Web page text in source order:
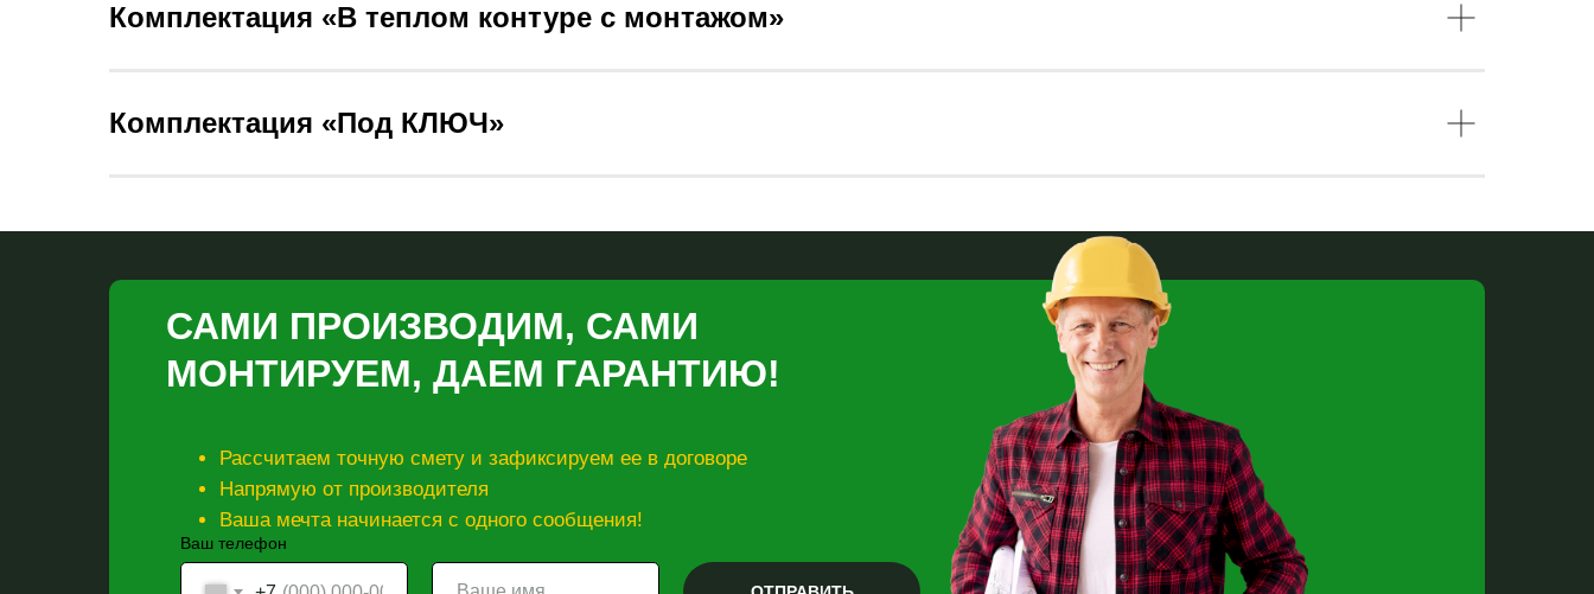
Комплектация «В теплом контуре с монтажом»
Комплектация «Под КЛЮЧ»
САМИ ПРОИЗВОДИМ, САМИ
МОНТИРУЕМ, ДАЕМ ГАРАНТИЮ!
Рассчитаем точную смету и зафиксируем ее в договоре
Напрямую от производителя
Ваша мечта начинается с одного сообщения!
Ваш телефон